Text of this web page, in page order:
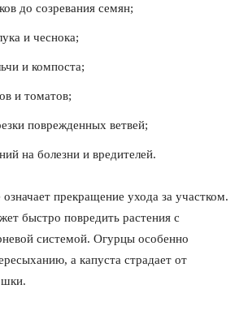
до созревания семян;
и чеснока;
и компоста;
и томатов;
поврежденных ветвей;
на болезни и вредителей.
прекращение ухода за участком.
быстро повредить растения с
системой. Огурцы особенно
а капуста страдает от